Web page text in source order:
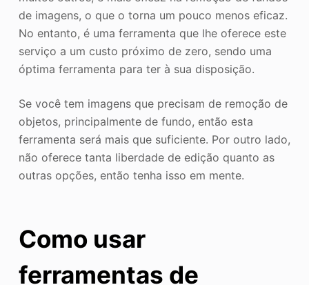
de imagens, o que o torna um pouco menos eficaz.
No entanto, é uma ferramenta que lhe oferece este
serviço a um custo próximo de zero, sendo uma
óptima ferramenta para ter à sua disposição.
Se você tem imagens que precisam de remoção de
objetos, principalmente de fundo, então esta
ferramenta será mais que suficiente. Por outro lado,
não oferece tanta liberdade de edição quanto as
outras opções, então tenha isso em mente.
Como usar
ferramentas de